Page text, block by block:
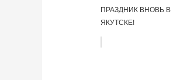
ПРАЗДНИК ВНОВЬ В
ЯКУТСКЕ!